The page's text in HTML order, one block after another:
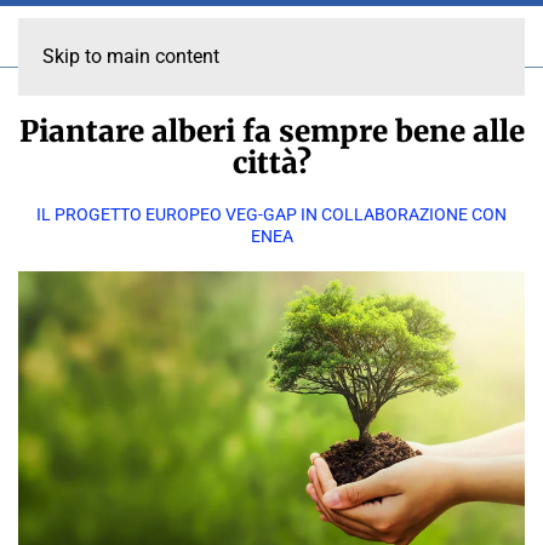
Skip to main content
Piantare alberi fa sempre bene alle
città?
IL PROGETTO EUROPEO VEG-GAP IN COLLABORAZIONE CON
ENEA